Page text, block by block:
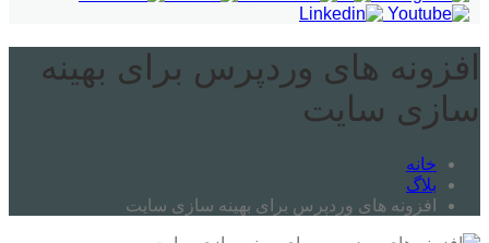
افزونه های وردپرس برای بهینه
سازی سایت
خانه
بلاگ
افزونه های وردپرس برای بهینه سازی سایت